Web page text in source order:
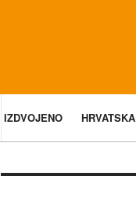
IZDVOJENO HRVATSKA